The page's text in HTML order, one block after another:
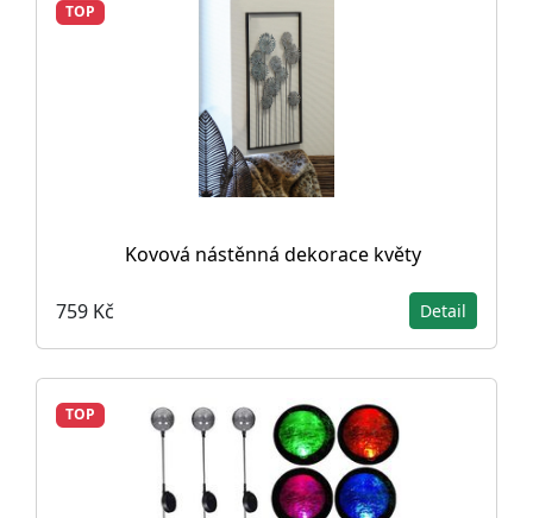
TOP
Kovová nástěnná dekorace květy
759 Kč Detail
TOP